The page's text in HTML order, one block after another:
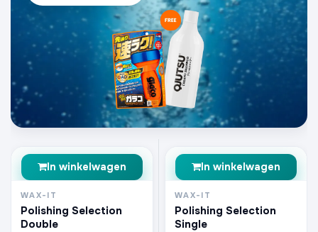
In winkelwagen
WAX-IT
Polishing Selection
Double
In winkelwagen
WAX-IT
Polishing Selection
Single